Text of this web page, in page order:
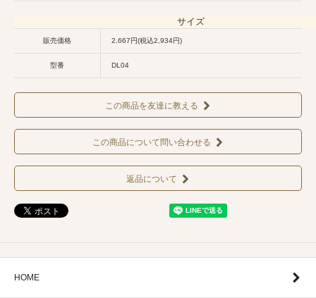
サイズ
販売価格 2,667円(税込2,934円)
型番 DL04
この商品を友達に教える
この商品について問い合わせる
返品について
HOME